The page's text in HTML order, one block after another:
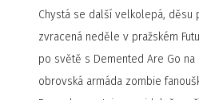
Chystá se další velkolepá, děsu
zvracená neděle v pražském
po světě s Demented Are Go
obrovská armáda zombie